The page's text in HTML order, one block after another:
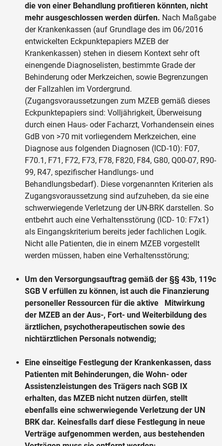
die von einer Behandlung profitieren könnten, nicht
mehr ausgeschlossen werden dürfen. Nach Maßgabe
der Krankenkassen (auf Grundlage des im 06/2016
entwickelten Eckpunktepapiers MZEB der
Krankenkassen) stehen in diesem Kontext sehr oft
einengende Diagnoselisten, bestimmte Grade der
Behinderung oder Merkzeichen, sowie Begrenzungen
der Fallzahlen im Vordergrund.
(Zugangsvoraussetzungen zum MZEB gemäß dieses
Eckpunktepapiers sind: Volljährigkeit, Überweisung
durch einen Haus- oder Facharzt, Vorhandensein eines
GdB von >70 mit vorliegendem Merkzeichen, eine
Diagnose aus folgenden Diagnosen (ICD-10): F07,
F70.1, F71, F72, F73, F78, F820, F84, G80, Q00-07, R90-
99, R47, spezifischer Handlungs- und
Behandlungsbedarf). Diese vorgenannten Kriterien als
Zugangsvoraussetzung sind aufzuheben, da sie eine
schwerwiegende Verletzung der UN-BRK darstellen. So
entbehrt auch eine Verhaltensstörung (ICD- 10: F7x1)
als Eingangskriterium bereits jeder fachlichen Logik.
Nicht alle Patienten, die in einem MZEB vorgestellt
werden müssen, haben eine Verhaltensstörung;
Um den Versorgungsauftrag gemäß der §§ 43b, 119c
SGB V erfüllen zu können, ist auch die Finanzierung
personeller Ressourcen für die aktive Mitwirkung
der MZEB an der Aus-, Fort- und Weiterbildung des
ärztlichen, psychotherapeutischen sowie des
nichtärztlichen Personals notwendig;
Eine einseitige Festlegung der Krankenkassen, dass
Patienten mit Behinderungen, die Wohn- oder
Assistenzleistungen des Trägers nach SGB IX
erhalten, das MZEB nicht nutzen dürfen, stellt
ebenfalls eine schwerwiegende Verletzung der UN
BRK dar. Keinesfalls darf diese Festlegung in neue
Verträge aufgenommen werden, aus bestehenden